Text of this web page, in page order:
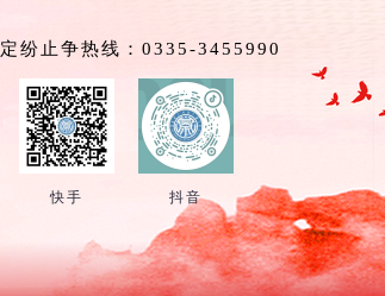
定纷止争热线：0335-3455990
快手 抖音